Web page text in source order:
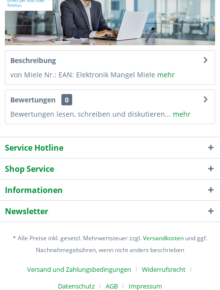
Beschreibung
von Miele Nr.: EAN: Elektronik Mangel Miele mehr
Bewertungen
0
Bewertungen lesen, schreiben und diskutieren... mehr
Service Hotline
Shop Service
Informationen
Newsletter
* Alle Preise inkl. gesetzl. Mehrwertsteuer zzgl.Versandkosten und ggf.
Nachnahmegebühren, wenn nicht anders beschrieben
Versand und Zahlungsbedingungen
Widerrufsrecht
Datenschutz
AGB Impressum